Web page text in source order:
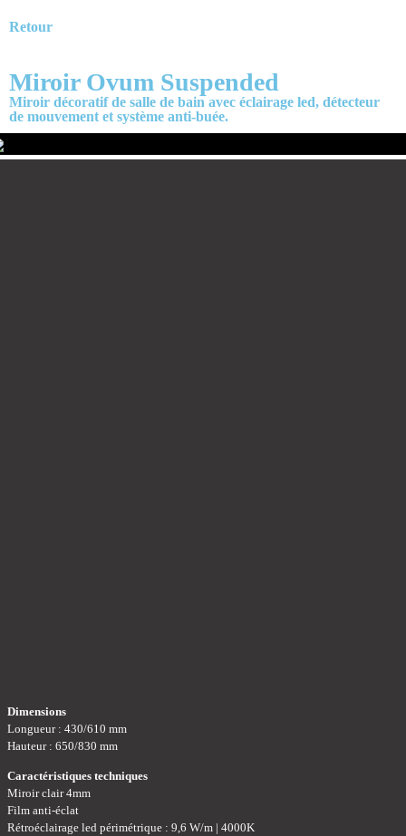
Retour
Miroir Ovum Suspended
Miroir décoratif de salle de bain avec éclairage led, détecteur
de mouvement et système anti-buée.
Dimensions
Longueur : 430/610 mm
Hauteur : 650/830 mm
Caractéristiques techniques
Miroir clair 4mm
Film anti-éclat
Rétroéclairage led périmétrique : 9,6 W/m | 4000K